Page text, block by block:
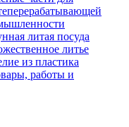
литая посуда
литье
из пластика
работы и